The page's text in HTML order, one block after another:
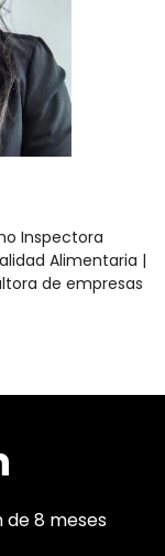
Inspectora
Alimentaria |
de empresas
de 8 meses